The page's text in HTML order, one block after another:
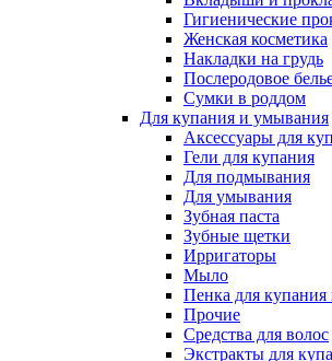
Гигиенические
Женская косметика
Накладки на грудь
Послеродовое
Сумки в роддом
Для купания и умывания
Аксессуары для
Гели для купания
Для подмывания
Для умывания
Зубная паста
Зубные щетки
Ирригаторы
Мыло
Пенка для
Прочие
Средства для волос
Экстракты для